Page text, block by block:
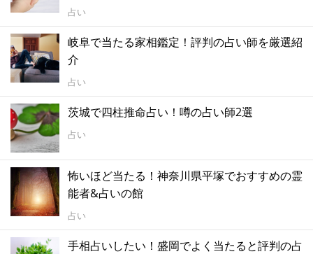
占い
岐阜で当たる家相鑑定！評判の占い師を厳選紹
介
占い
茨城で四柱推命占い！噂の占い師2選
占い
怖いほど当たる！神奈川県平塚でおすすめの霊
能者&占いの館
占い
手相占いしたい！盛岡でよく当たると評判の占